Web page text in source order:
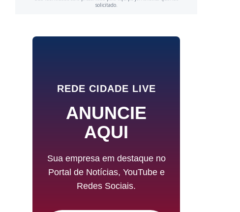
solicitado.
REDE CIDADE LIVE
ANUNCIE
AQUI
Sua empresa em destaque no
Portal de Notícias, YouTube e
Redes Sociais.